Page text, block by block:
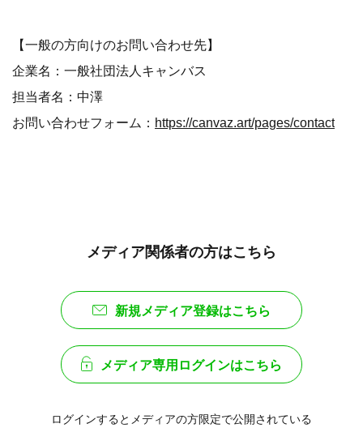
【一般の方向けのお問い合わせ先】
企業名：一般社団法人キャンバス
担当者名：中澤
お問い合わせフォーム： https://canvaz.art/pages/contact
メディア関係者の方はこちら
新規メディア登録はこちら
メディア専用ログインはこちら
ログインするとメディアの方限定で公開されている